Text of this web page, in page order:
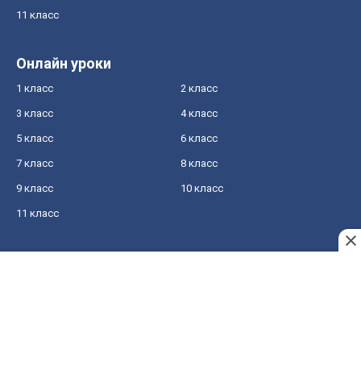
11 класс
Онлайн уроки
1 класс 2 класс
3 класс 4 класс
5 класс 6 класс
7 класс 8 класс
9 класс 10 класс
11 класс